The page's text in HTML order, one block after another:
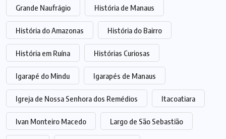
Grande Naufrágio História de Manaus
História do Amazonas História do Bairro
História em Ruína Histórias Curiosas
Igarapé do Mindu Igarapés de Manaus
Igreja de Nossa Senhora dos Remédios Itacoatiara
Ivan Monteiro Macedo Largo de São Sebastião